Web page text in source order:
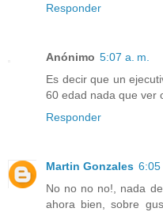
Responder
Anónimo 5:07 a. m.
Es decir que un
60 edad nada que ver
Responder
Martin Gonzales 6:05
No no no no!, nada
ahora bien, sobre